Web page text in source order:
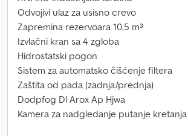
Odvojivi ulaz za usisno crevo
Zapremina rezervoara 10,5 m³
Izvlačni kran sa 4 zgloba
Hidrostatski pogon
Sistem za automatsko čišćenje filtera
Zaštita od pada (zadnja/prednja)
Dodpfog Dl Arox Ap Hjwa
Kamera za nadgledanje putanje kretanja